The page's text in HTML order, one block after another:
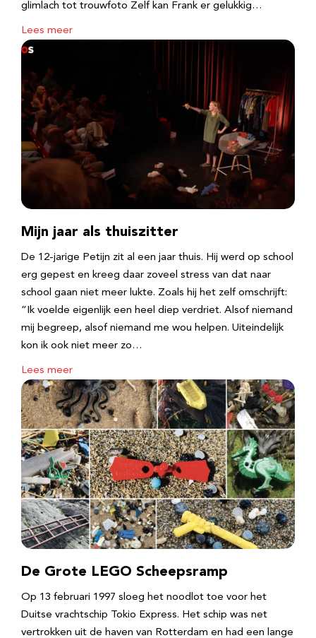
glimlach tot trouwfoto Zelf kan Frank er gelukkig…
Lees meer
Mijn jaar als thuiszitter
De 12-jarige Petijn zit al een jaar thuis. Hij werd op school
erg gepest en kreeg daar zoveel stress van dat naar
school gaan niet meer lukte. Zoals hij het zelf omschrijft:
“Ik voelde eigenlijk een heel diep verdriet. Alsof niemand
mij begreep, alsof niemand me wou helpen. Uiteindelijk
kon ik ook niet meer zo…
Lees meer
De Grote LEGO Scheepsramp
Op 13 februari 1997 sloeg het noodlot toe voor het
Duitse vrachtschip Tokio Express. Het schip was net
vertrokken uit de haven van Rotterdam en had een lange